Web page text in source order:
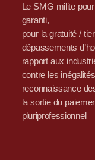
Le SMG milite
garanti,
pour la gratuité /
dépassements
rapport aux
contre les
reconnaissance
la sortie du
pluriprofessionnel